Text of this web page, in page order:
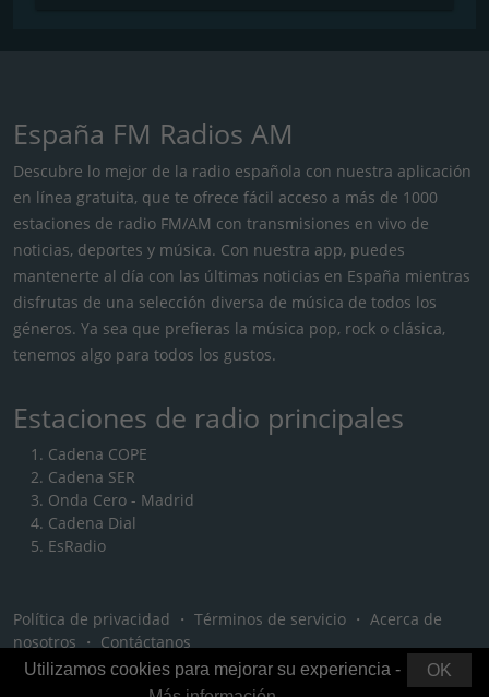
España FM Radios AM
Descubre lo mejor de la radio española con nuestra aplicación
en línea gratuita, que te ofrece fácil acceso a más de 1000
estaciones de radio FM/AM con transmisiones en vivo de
noticias, deportes y música. Con nuestra app, puedes
mantenerte al día con las últimas noticias en España mientras
disfrutas de una selección diversa de música de todos los
géneros. Ya sea que prefieras la música pop, rock o clásica,
tenemos algo para todos los gustos.
Estaciones de radio principales
Cadena COPE
Cadena SER
Onda Cero - Madrid
Cadena Dial
EsRadio
Política de privacidad ・ Términos de servicio ・ Acerca de
nosotros ・ Contáctanos
OK
Utilizamos cookies para mejorar su experiencia -